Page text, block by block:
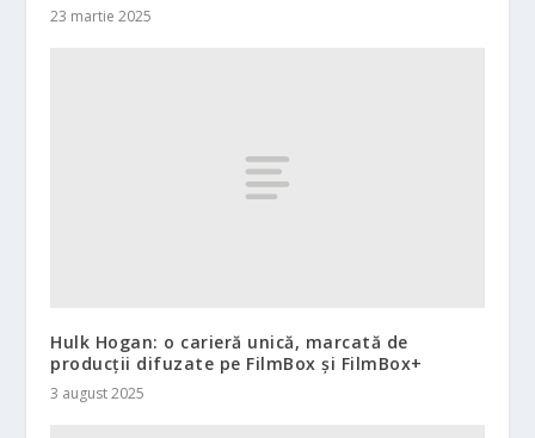
23 martie 2025
Hulk Hogan: o carieră unică, marcată de
producții difuzate pe FilmBox și FilmBox+
3 august 2025